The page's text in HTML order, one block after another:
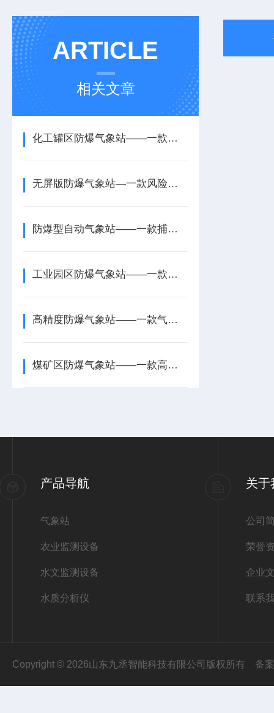
ARTICLE
相关文章
化工罐区防爆气象站——一款合规安全的化工厂区防爆气象站2026+派+送
无屏版防爆气象站—一款风险预判的捕捉细微风速的大屏款防爆气象站2026+送
防爆型自动气象站——一款捕捉细微风速的大屏款防爆气象站2026+派+送
工业园区防爆气象站——一款可视化展示的一体化防爆型气象站2026+派+送
高精度防爆气象站——一款气象数据联动的小型防爆气象站设备2026+派+送
煤矿区防爆气象站——一款高标准安全的化工防爆气象站设备2026+派+送
产品导航
气象站
农业监测设备
水文监测设备
水质分析仪
关于
公司
荣誉
企业
联系
Copyright © 2026山东九丞智能科技有限公司版权所有 备